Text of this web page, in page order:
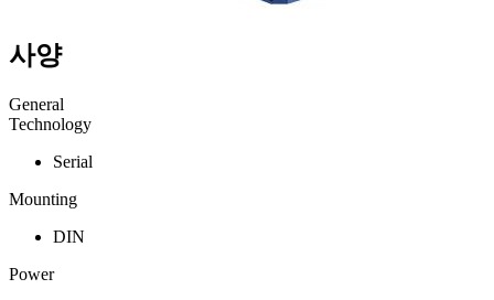
사양
General
Technology
Serial
Mounting
DIN
Power